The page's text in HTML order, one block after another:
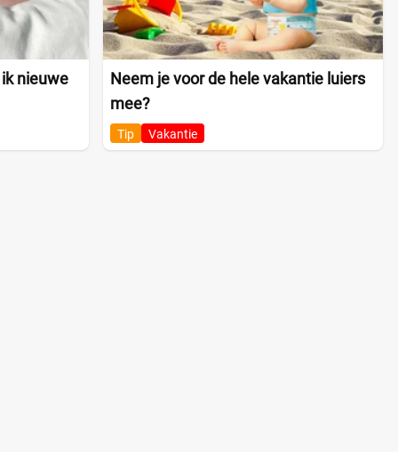
nieuwe
Neem je voor de hele vakantie luiers
mee?
Tip Vakantie